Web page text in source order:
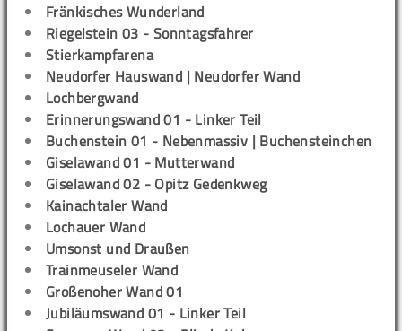
Fränkisches Wunderland
Riegelstein 03 - Sonntagsfahrer
Stierkampfarena
Neudorfer Hauswand | Neudorfer Wand
Lochbergwand
Erinnerungswand 01 - Linker Teil
Buchenstein 01 - Nebenmassiv | Buchensteinchen
Giselawand 01 - Mutterwand
Giselawand 02 - Opitz Gedenkweg
Kainachtaler Wand
Lochauer Wand
Umsonst und Draußen
Trainmeuseler Wand
Großenoher Wand 01
Jubiläumswand 01 - Linker Teil